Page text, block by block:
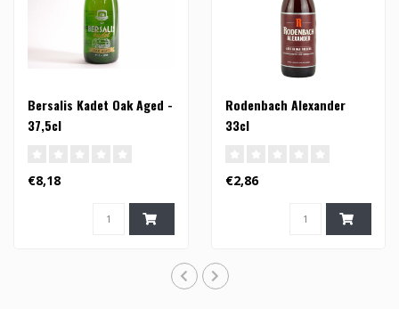
Bersalis Kadet Oak Aged -
37,5cl
€8,18
Rodenbach Alexander
33cl
€2,86